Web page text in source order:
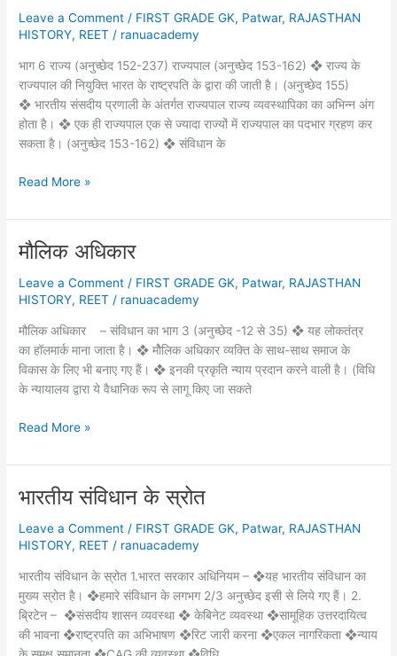
Leave a Comment / FIRST GRADE GK, Patwar, RAJASTHAN
HISTORY, REET / ranuacademy
भाग 6 राज्य (अनुच्छेद 152-237) राज्यपाल (अनुच्छेद 153-162) ❖ राज्य के
राज्यपाल की नियुक्ति भारत के राष्ट्रपति के द्वारा की जाती है। (अनुच्छेद 155)
❖ भारतीय संसदीय प्रणाली के अंतर्गत राज्यपाल राज्य व्यवस्थापिका का अभिन्न अंग
होता है। ❖ एक ही राज्यपाल एक से ज्यादा राज्यों में राज्यपाल का पदभार ग्रहण कर
सकता है। (अनुच्छेद 153-162) ❖ संविधान के
भाग
राज्य
Read More »
मौलिक अधिकार
Leave a Comment / FIRST GRADE GK, Patwar, RAJASTHAN
HISTORY, REET / ranuacademy
मौलिक अधिकार – संविधान का भाग 3 (अनुच्छेद -12 से 35) ❖ यह लोकतंत्र
का हॉलमार्क माना जाता है। ❖ मोैलिक अधिकार व्यक्ति के साथ-साथ समाज के
विकास के लिए भी बनाए गए हैं। ❖ इनकी प्रकृति न्याय प्रदान करने वाली है। (विधि
के न्यायालय द्वारा ये वैधानिक रूप से लागू किए जा सकते
मौलिक
Read More »
भारतीय संविधान के स्रोत
Leave a Comment / FIRST GRADE GK, Patwar, RAJASTHAN
HISTORY, REET / ranuacademy
भारतीय संविधान के स्रोत 1.भारत सरकार अधिनियम – ❖यह भारतीय संविधान का
मुख्य स्रोत है। ❖हमारे संविधान के लगभग 2/3 अनुच्छेद इसी से लिये गए हैं। 2.
ब्रिटेन – ❖संसदीय शासन व्यवस्था ❖ केबिनेट व्यवस्था ❖सामूहिक उत्तरदायित्व
की भावना ❖राष्ट्रपति का अभिभाषण ❖रिट जारी करना ❖एकल नागरिकता ❖न्याय